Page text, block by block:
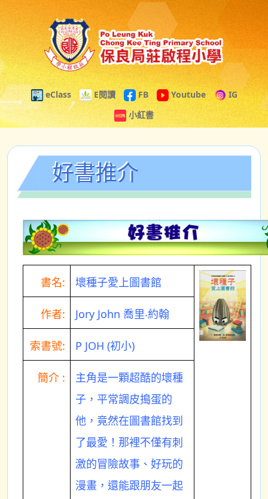
eClass E閱讀 FB Youtube
IG
小紅書
好書推介
書名: 壞種子愛上圖書館
作者: Jory John 喬里‧約翰
索書號: P JOH (初小)
簡介 :
主角是一顆超酷的壞種
子，平常調皮搗蛋的
他，竟然在圖書館找到
了最愛！那裡不僅有刺
激的冒險故事、好玩的
漫畫，還能跟朋友一起